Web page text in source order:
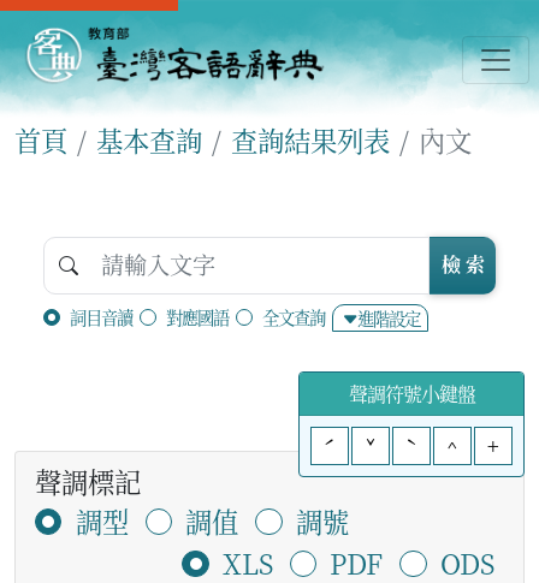
首頁 基本查詢 查詢結果列表 內文
詞目音讀 對應國語 全文查詢 進階設定
檢 索
聲調符號小鍵盤
ˊ
ˇ ˋ ^ +
聲調標記
調型
調值
調號
XLS
PDF
ODS